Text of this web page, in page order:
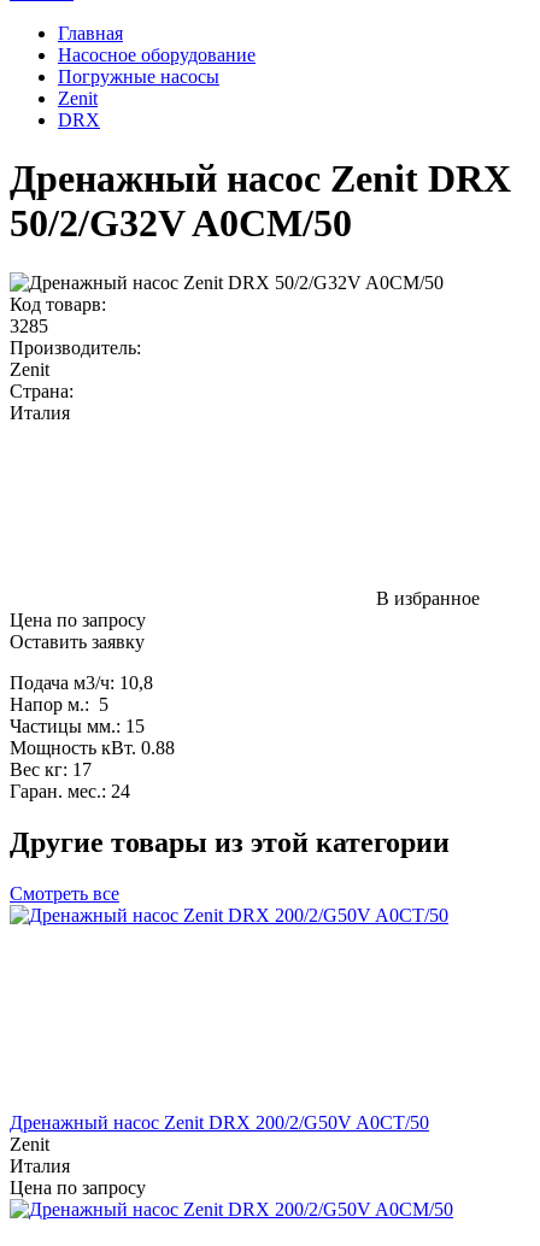
Главная
Насосное оборудование
Погружные насосы
Zenit
DRX
Дренажный насос Zenit DRX
50/2/G32V A0CM/50
Код товарв:
3285
Производитель:
Zenit
Страна:
Италия
В избранное
Цена по запросу
Оставить заявку
Подача м3/ч: 10,8
Напор м.: 5
Частицы мм.: 15
Мощность кВт. 0.88
Вес кг: 17
Гаран. мес.: 24
Другие товары из этой категории
Смотреть все
Дренажный насос Zenit DRX 200/2/G50V A0CT/50
Zenit
Италия
Цена по запросу